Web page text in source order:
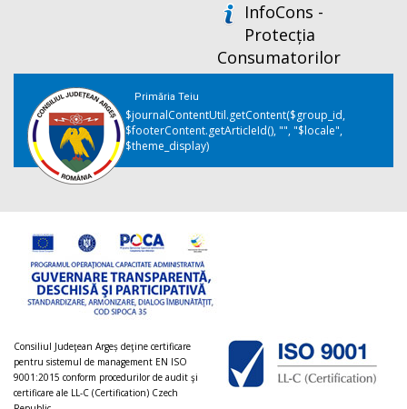
InfoCons -
Protecția
Consumatorilor
Primăria Teiu
$journalContentUtil.getContent($group_id,
$footerContent.getArticleId(), "", "$locale",
$theme_display)
Consiliul Judeţean Argeș deţine certificare
pentru sistemul de management EN ISO
9001:2015 conform procedurilor de audit şi
certificare ale LL-C (Certification) Czech